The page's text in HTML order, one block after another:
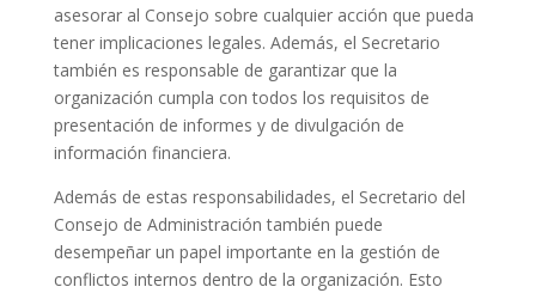
asesorar al Consejo sobre cualquier acción que pueda
tener implicaciones legales. Además, el Secretario
también es responsable de garantizar que la
organización cumpla con todos los requisitos de
presentación de informes y de divulgación de
información financiera.
Además de estas responsabilidades, el Secretario del
Consejo de Administración también puede
desempeñar un papel importante en la gestión de
conflictos internos dentro de la organización. Esto